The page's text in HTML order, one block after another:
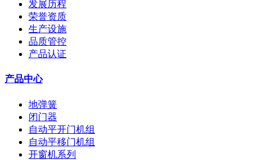
发展历程
荣誉资质
生产设施
品质管控
产品认证
产品中心
地弹簧
闭门器
自动平开门机组
自动平移门机组
开窗机系列